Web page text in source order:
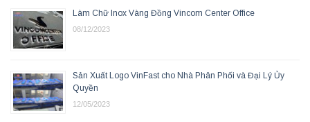
Làm Chữ Inox Vàng Đồng Vincom Center Office
08/12/2023
Sản Xuất Logo VinFast cho Nhà Phân Phối và Đại Lý Ủy
Quyền
12/05/2023